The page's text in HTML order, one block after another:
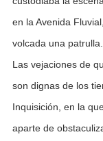
en la Avenida
volcada una patrulla.
Las vejaciones de
son dignas de los
Inquisición, en la
aparte de